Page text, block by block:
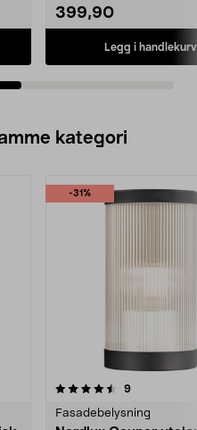
399,90
Legg i handlekurv
kategori
-31%
9anmeldelser
Fasadebelysning
4.5 av 5 stjerner